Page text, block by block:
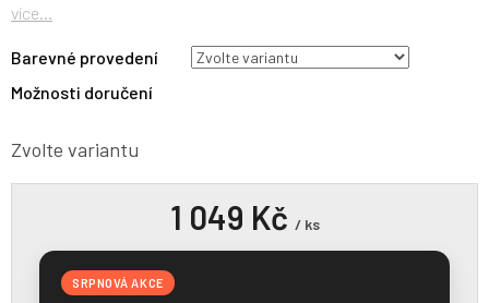
Zvolte variantu
Barevné provedení
Možnosti doručení
více...
1 049 Kč / ks
SRPNOVÁ AKCE